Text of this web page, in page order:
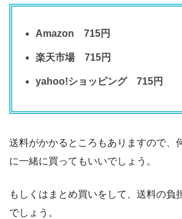
Amazon 715円
楽天市場 715円
yahoo!ショッピング 715円
送料がかかるところもありますので、
に一緒に買ってもいいでしょう。
もしくはまとめ買いをして、送料の負
でしょう。